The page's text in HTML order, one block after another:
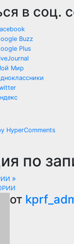
в соц.
HyperComments
по
от